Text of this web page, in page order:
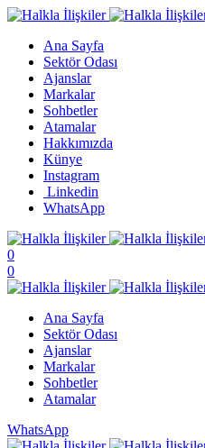
Ana Sayfa
Sektör Odası
Ajanslar
Markalar
Sohbetler
Atamalar
Hakkımızda
Künye
Instagram
Linkedin
WhatsApp
0
0
Ana Sayfa
Sektör Odası
Ajanslar
Markalar
Sohbetler
Atamalar
WhatsApp